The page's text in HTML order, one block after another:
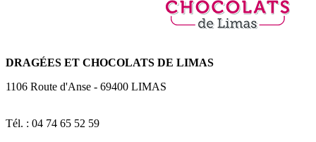
DRAGÉES ET CHOCOLATS DE LIMAS
1106 Route d'Anse - 69400 LIMAS
Tél. : 04 74 65 52 59